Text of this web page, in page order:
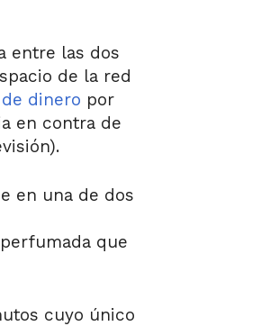
entre las dos
de la red
dinero por
en contra de
en una de dos
que
cuyo único